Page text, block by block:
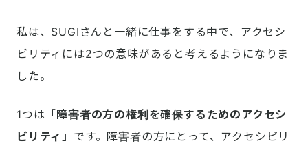
私は、SUGIさんと一緒に仕事をする中で、アクセシ
ビリティには2つの意味があると考えるようになりま
した。
1つは 「障害者の方の権利を確保するためのアクセシ
ビリティ」 です。障害者の方にとって、アクセシビリ